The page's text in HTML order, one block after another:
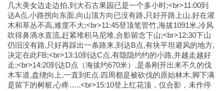
几大美女边走边拍,到大石古果园已是一个多小时;<br>11:00到
达A点,小路拐向东面,向山顶方向已没有路,只好开路上山.好在灌
木和草丛不高,难度不大;<br>11:45登顶笔管竹,海拔1091米,冷风
吹得鼻滴水直流,赶紧堆积马尼堆,合影留念下山;<br>12:30下山
仍旧没有路,只好再踩出一条路来,到达B点,有块平坦避风的地方,
决定在此FB;<br>13:10到达C点,有隐隐约约的小路,并越走越好
走;<br>14:20到达D点（海拔约670米）,是条刚开出来不久的伐
木车道,盘绕向上,一直到E点.四周都是被砍伐的原始林木,脚下满
是留下的树桩,心疼…..<br>15:10登上红花顶，仅合影，未作停